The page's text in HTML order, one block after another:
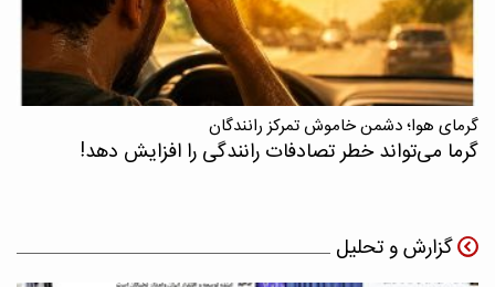
گرمای هوا؛ دشمن خاموش تمرکز رانندگان
گرما می‌تواند خطر تصادفات رانندگی را افزایش دهد!
گزارش و تحلیل